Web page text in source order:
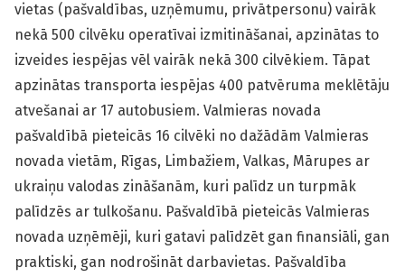
vietas (pašvaldības, uzņēmumu, privātpersonu) vairāk
nekā 500 cilvēku operatīvai izmitināšanai, apzinātas to
izveides iespējas vēl vairāk nekā 300 cilvēkiem. Tāpat
apzinātas transporta iespējas 400 patvēruma meklētāju
atvešanai ar 17 autobusiem. Valmieras novada
pašvaldībā pieteicās 16 cilvēki no dažādām Valmieras
novada vietām, Rīgas, Limbažiem, Valkas, Mārupes ar
ukraiņu valodas zināšanām, kuri palīdz un turpmāk
palīdzēs ar tulkošanu. Pašvaldībā pieteicās Valmieras
novada uzņēmēji, kuri gatavi palīdzēt gan finansiāli, gan
praktiski, gan nodrošināt darbavietas. Pašvaldība